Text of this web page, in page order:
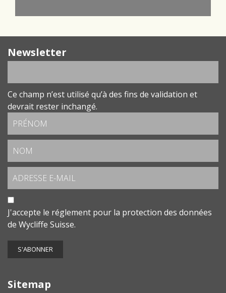
Newsletter
Ce champ n’est utilisé qu’à des fins de validation et
devrait rester inchangé.
J'accepte le réglement pour la protection des données
de Wycliffe Suisse.
Sitemap